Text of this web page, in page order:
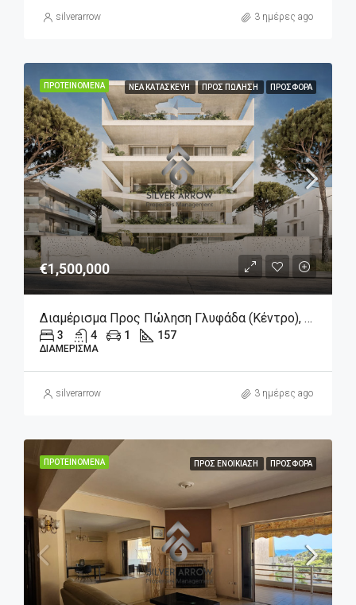
silverarrow 3 ημέρες ago
ΠΡΟΤΕΙΝΌΜΕΝΑ ΝΈΑ ΚΑΤΑΣΚΕΥΉ ΠΡΟΣ ΠΏΛΗΣΗ ΠΡΟΣΦΟΡΆ
€1,500,000
Διαμέρισμα Προς Πώληση Γλυφάδα (Κέντρο), 1.500.000€, 157 Τ.μ.
3 4 1 157
ΔΙΑΜΈΡΙΣΜΑ
silverarrow 3 ημέρες ago
ΠΡΟΤΕΙΝΌΜΕΝΑ ΠΡΟΣ ΕΝΟΙΚΊΑΣΗ ΠΡΟΣΦΟΡΆ